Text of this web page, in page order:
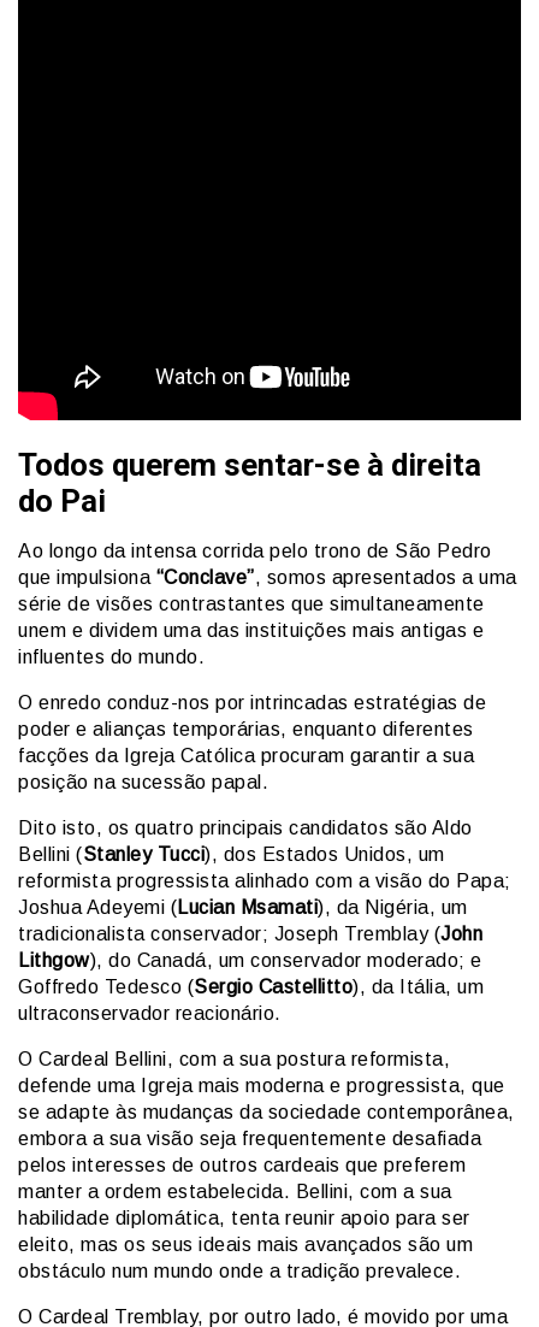
Todos querem sentar-se à direita
do Pai
Ao longo da intensa corrida pelo trono de São Pedro
que impulsiona “Conclave”, somos apresentados a uma
série de visões contrastantes que simultaneamente
unem e dividem uma das instituições mais antigas e
influentes do mundo.
O enredo conduz-nos por intrincadas estratégias de
poder e alianças temporárias, enquanto diferentes
facções da Igreja Católica procuram garantir a sua
posição na sucessão papal.
Dito isto, os quatro principais candidatos são Aldo
Bellini (Stanley Tucci), dos Estados Unidos, um
reformista progressista alinhado com a visão do Papa;
Joshua Adeyemi (Lucian Msamati), da Nigéria, um
tradicionalista conservador; Joseph Tremblay (John
Lithgow), do Canadá, um conservador moderado; e
Goffredo Tedesco (Sergio Castellitto), da Itália, um
ultraconservador reacionário.
O Cardeal Bellini, com a sua postura reformista,
defende uma Igreja mais moderna e progressista, que
se adapte às mudanças da sociedade contemporânea,
embora a sua visão seja frequentemente desafiada
pelos interesses de outros cardeais que preferem
manter a ordem estabelecida. Bellini, com a sua
habilidade diplomática, tenta reunir apoio para ser
eleito, mas os seus ideais mais avançados são um
obstáculo num mundo onde a tradição prevalece.
O Cardeal Tremblay, por outro lado, é movido por uma